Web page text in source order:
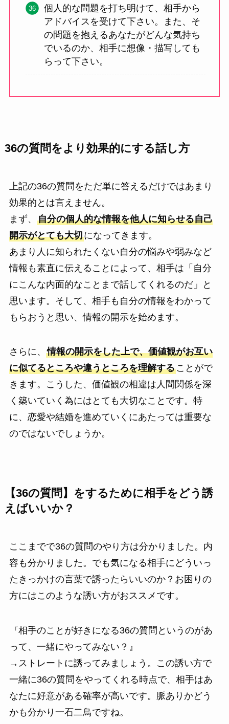
個人的な問題を打ち明けて、相手から
アドバイスを受けて下さい。また、そ
の問題を抱えるあなたがどんな気持ち
でいるのか、相手に想像・描写しても
らって下さい。
36の質問をより効果的にする話し方
上記の36の質問をただ単に答えるだけではあまり
効果的とは言えません。
まず、 自分の個人的な情報を他人に知らせる自己
開示がとても大切になってきます。
あまり人に知られたくない自分の悩みや弱みなど
情報も素直に伝えることによって、相手は「自分
にこんな内面的なことまで話してくれるのだ」と
思います。そして、相手も自分の情報をわかって
もらおうと思い、情報の開示を始めます。
さらに、 情報の開示をした上で、価値観がお互い
に似てるところや違うところを理解することがで
きます。こうした、価値観の相違は人間関係を深
く築いていく為にはとても大切なことです。特
に、恋愛や結婚を進めていくにあたっては重要な
のではないでしょうか。
【36の質問】をするために相手をどう誘
えばいいか？
ここまでで36の質問のやり方は分かりました。内
容も分かりました。でも気になる相手にどういっ
たきっかけの言葉で誘ったらいいのか？お困りの
方にはこのような誘い方がおススメです。
『相手のことが好きになる36の質問というのがあ
って、一緒にやってみない？』
→ストレートに誘ってみましょう。この誘い方で
一緒に36の質問をやってくれる時点で、相手はあ
なたに好意がある確率が高いです。脈ありかどう
かも分かり一石二鳥ですね。